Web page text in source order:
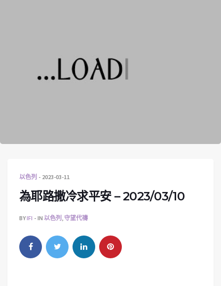
以色列 2023-03-11
為耶路撒冷求平安 – 2023/03/10
BYIFI IN 以色列 ,守望代禱